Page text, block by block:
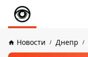
Новости Днепр